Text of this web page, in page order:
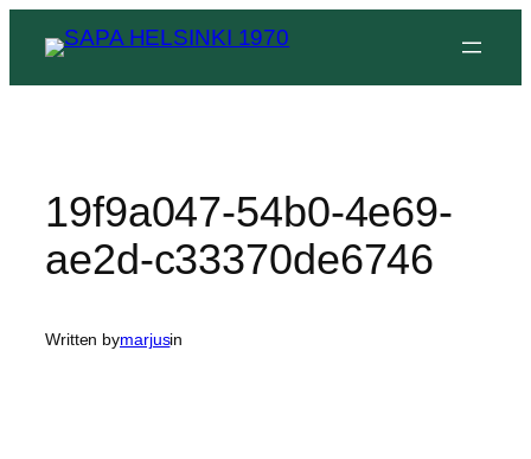
sisältöön
19f9a047-54b0-4e69-
ae2d-c33370de6746
Written bymarjusin